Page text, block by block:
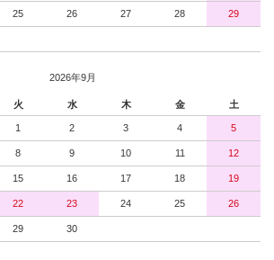
25 26 27 28 29
2026年9月
火 水 木 金 土
1 2 3 4 5
8 9 10 11 12
15 16 17 18 19
22 23 24 25 26
29 30